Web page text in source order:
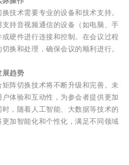
技术需要专业的设备和技术支持。
持音视频通信的设备（如电脑、手
硬件进行连接和控制。在会议过程
换和处理，确保会议的顺利进行。
展趋势
阵切换技术将不断升级和完善。未
体验和互动性，为参会者提供更加
，随着人工智能、大数据等技术的
加智能化和个性化，满足不同领域